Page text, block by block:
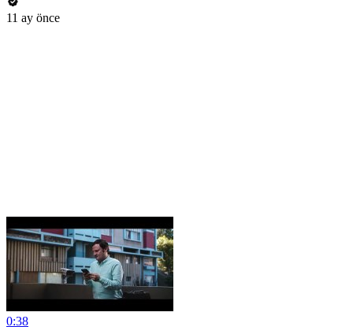
11 ay önce
0:38